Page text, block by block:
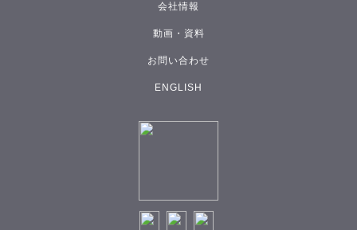
会社情報
動画・資料
お問い合わせ
ENGLISH